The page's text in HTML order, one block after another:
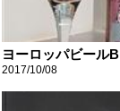
ヨーロッパビールB
2017/10/08